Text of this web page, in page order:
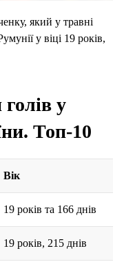
який у травні
у віці 19 років,
у
Топ-10
Вік
19 років та 166 днів
19 років, 215 днів